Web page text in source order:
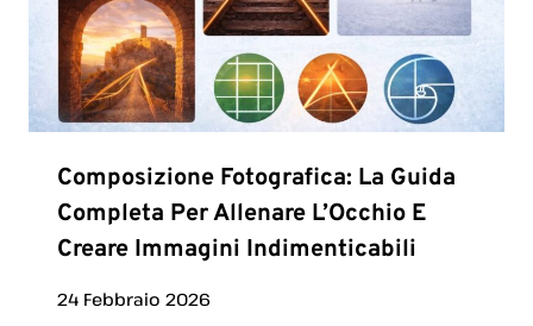
Composizione Fotografica: La Guida
Completa Per Allenare L’Occhio E
Creare Immagini Indimenticabili
24 Febbraio 2026